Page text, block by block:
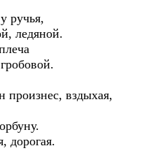
ручья,
ледяной.
произнес, вздыхая,
дорогая.